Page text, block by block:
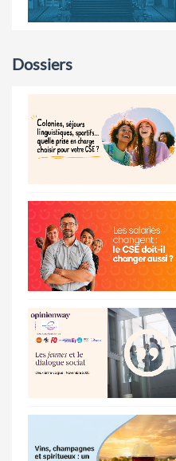
Dossiers